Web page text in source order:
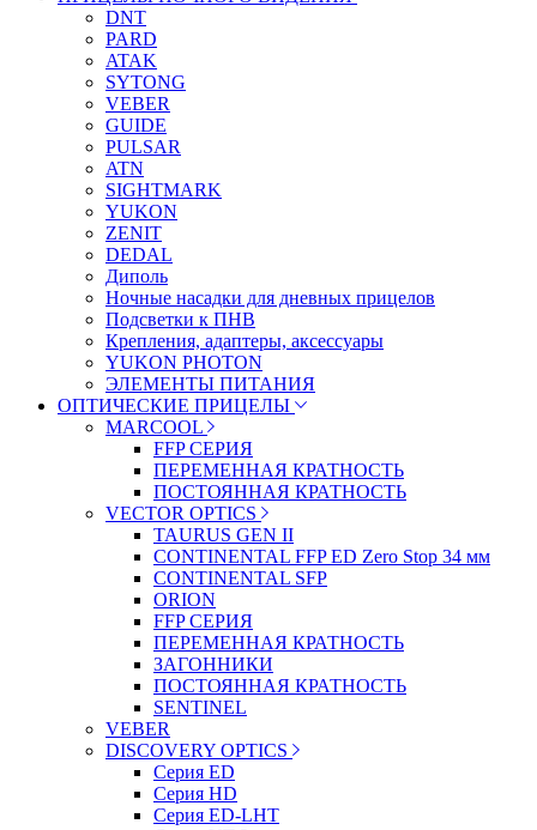
DNT
PARD
ATAK
SYTONG
VEBER
GUIDE
PULSAR
ATN
SIGHTMARK
YUKON
ZENIT
DEDAL
Диполь
Ночные насадки для дневных прицелов
Подсветки к ПНВ
Крепления, адаптеры, аксессуары
YUKON PHOTON
ЭЛЕМЕНТЫ ПИТАНИЯ
ОПТИЧЕСКИЕ ПРИЦЕЛЫ
MARCOOL
FFP СЕРИЯ
ПЕРЕМЕННАЯ КРАТНОСТЬ
ПОСТОЯННАЯ КРАТНОСТЬ
VECTOR OPTICS
TAURUS GEN II
CONTINENTAL FFP ED Zero Stop 34 мм
CONTINENTAL SFP
ORION
FFP СЕРИЯ
ПЕРЕМЕННАЯ КРАТНОСТЬ
ЗАГОННИКИ
ПОСТОЯННАЯ КРАТНОСТЬ
SENTINEL
VEBER
DISCOVERY OPTICS
Серия ED
Серия HD
Серия ED-LHT